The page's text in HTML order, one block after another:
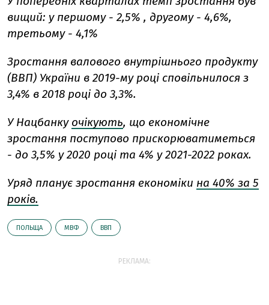
вищий: у першому - 2,5% , другому - 4,6%,
третьому - 4,1%
Зростання валового внутрішнього продукту
(ВВП) України в 2019-му році сповільнилося з
3,4% в 2018 році до 3,3%.
У Нацбанку очікують, що економічне
зростання поступово прискорюватиметься
- до 3,5% у 2020 році та 4% у 2021-2022 роках.
Уряд планує зростання економіки на 40% за 5
років.
ПОЛЬЩА МВФ ВВП
РЕКЛАМА: